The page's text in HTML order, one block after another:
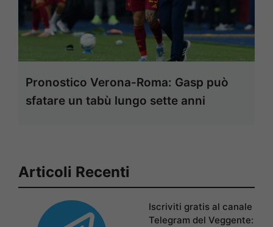
Pronostico Verona-Roma: Gasp può
sfatare un tabù lungo sette anni
Articoli Recenti
Iscriviti gratis al canale
Telegram del Veggente: